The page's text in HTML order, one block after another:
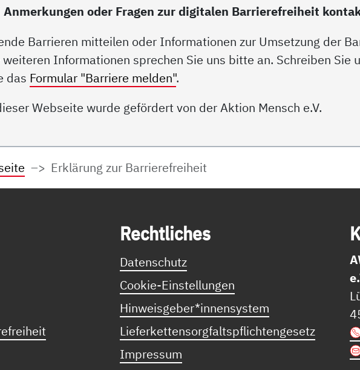
Anmerkungen oder Fragen zur digitalen Barrierefreiheit
Barrieren mitteilen oder Informationen zur Umsetzung der
Informationen sprechen Sie uns bitte an. Schreiben Sie
das Formular "Barriere melden".
Webseite wurde gefördert von der Aktion Mensch e.V.
Erklärung zur Barrierefreiheit
Recht­li­ches
Datenschutz
Cookie-Einstellungen
Hinweisgeber*innensystem
Lieferkettensorgfaltspflichtengesetz
Impressum